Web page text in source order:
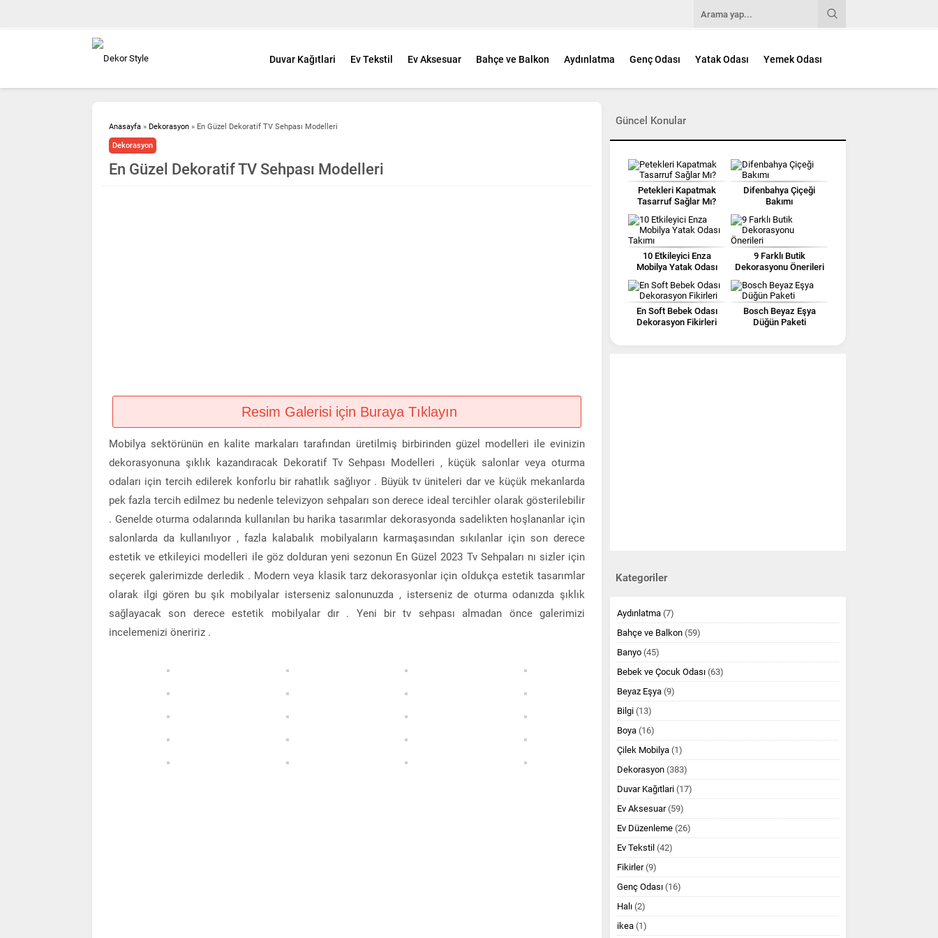
Duvar Kağıtlari Ev Tekstil Ev Aksesuar Bahçe ve Balkon Aydınlatma Genç Odası Yatak Odası Yemek Odası
Anasayfa » Dekorasyon » En Güzel Dekoratif TV Sehpası Modelleri
Dekorasyon
En Güzel Dekoratif TV Sehpası Modelleri
Resim Galerisi için Buraya Tıklayın
Mobilya sektörünün en kalite markaları tarafından üretilmiş birbirinden güzel modelleri ile evinizin
dekorasyonuna şıklık kazandıracak Dekoratif Tv Sehpası Modelleri , küçük salonlar veya oturma
odaları için tercih edilerek konforlu bir rahatlık sağlıyor . Büyük tv üniteleri dar ve küçük mekanlarda
pek fazla tercih edilmez bu nedenle televizyon sehpaları son derece ideal tercihler olarak gösterilebilir
. Genelde oturma odalarında kullanılan bu harika tasarımlar dekorasyonda sadelikten hoşlananlar için
salonlarda da kullanılıyor , fazla kalabalık mobilyaların karmaşasından sıkılanlar için son derece
estetik ve etkileyici modelleri ile göz dolduran yeni sezonun En Güzel 2023 Tv Sehpaları nı sizler için
seçerek galerimizde derledik . Modern veya klasik tarz dekorasyonlar için oldukça estetik tasarımlar
olarak ilgi gören bu şık mobilyalar isterseniz salonunuzda , isterseniz de oturma odanızda şıklık
sağlayacak son derece estetik mobilyalar dır . Yeni bir tv sehpası almadan önce galerimizi
incelemenizi öneririz .
Güncel Konular
Petekleri Kapatmak
Tasarruf Sağlar Mı?
Difenbahya Çiçeği
Bakımı
10 Etkileyici Enza
Mobilya Yatak Odası
9 Farklı Butik
Dekorasyonu Önerileri
En Soft Bebek Odası
Dekorasyon Fikirleri
Bosch Beyaz Eşya
Düğün Paketi
Kategoriler
Aydınlatma (7)
Bahçe ve Balkon (59)
Banyo (45)
Bebek ve Çocuk Odası (63)
Beyaz Eşya (9)
Bilgi (13)
Boya (16)
Çilek Mobilya (1)
Dekorasyon (383)
Duvar Kağıtlari (17)
Ev Aksesuar(59)
Ev Düzenleme (26)
Ev Tekstil (42)
Fikirler(9)
Genç Odası (16)
Halı (2)
ikea (1)